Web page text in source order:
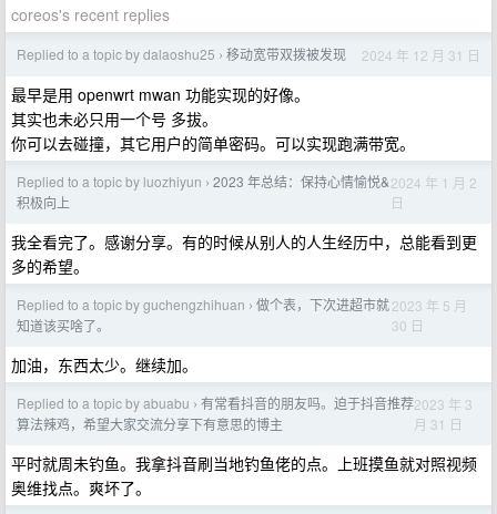
coreos's recent replies
Replied to a topic by dalaoshu25 › 移动宽带双拨被发现 2024 年 12 月 31 日
最早是用 openwrt mwan 功能实现的好像。
其实也未必只用一个号 多拔。
你可以去碰撞，其它用户的简单密码。可以实现跑满带宽。
Replied to a topic by luozhiyun › 2023 年总结：保持心情愉悦&
积极向上
2024 年 1 月 2
日
我全看完了。感谢分享。有的时候从别人的人生经历中，总能看到更
多的希望。
Replied to a topic by guchengzhihuan › 做个表，下次进超市就
知道该买啥了。
2023 年 5 月
30 日
加油，东西太少。继续加。
Replied to a topic by abuabu › 有常看抖音的朋友吗。迫于抖音推荐
算法辣鸡，希望大家交流分享下有意思的博主
2023 年 3
月 31 日
平时就周未钓鱼。我拿抖音刷当地钓鱼佬的点。上班摸鱼就对照视频
奥维找点。爽坏了。